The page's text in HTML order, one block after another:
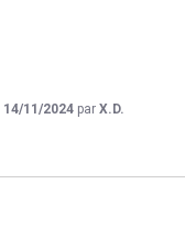
14/11/2024 par X.D.